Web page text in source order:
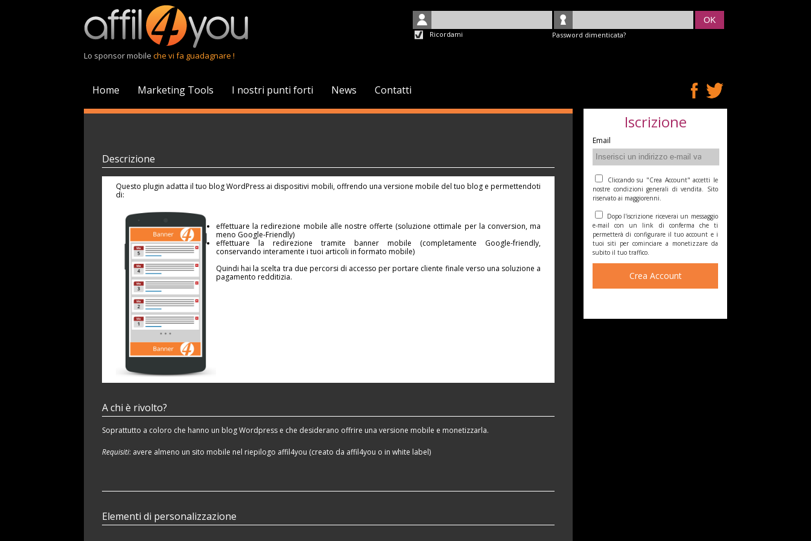
Lo sponsor mobile che vi fa guadagnare !
OK
Ricordami Password dimenticata?
Home Marketing Tools I nostri punti forti News Contatti
Iscrizione
Email
Cliccando su "Crea Account" accetti le
nostre condizioni generali di vendita. Sito
riservato ai maggiorenni.
Dopo l'iscrizione riceverai un messaggio
e-mail con un link di conferma che ti
permetterà di configurare il tuo account e i
tuoi siti per cominciare a monetizzare da
subito il tuo traffico.
Descrizione
Questo plugin adatta il tuo blog WordPress ai dispositivi mobili, offrendo una versione mobile del tuo blog e permettendoti
di:
effettuare la redirezione mobile alle nostre offerte (soluzione ottimale per la conversion, ma
meno Google-Friendly)
effettuare la redirezione tramite banner mobile (completamente Google-friendly,
conservando interamente i tuoi articoli in formato mobile)
Quindi hai la scelta tra due percorsi di accesso per portare cliente finale verso una soluzione a
pagamento redditizia.
A chi è rivolto?
Soprattutto a coloro che hanno un blog Wordpress e che desiderano offrire una versione mobile e monetizzarla.
Requisiti: avere almeno un sito mobile nel riepilogo affil4you (creato da affil4you o in white label)
Elementi di personalizzazione